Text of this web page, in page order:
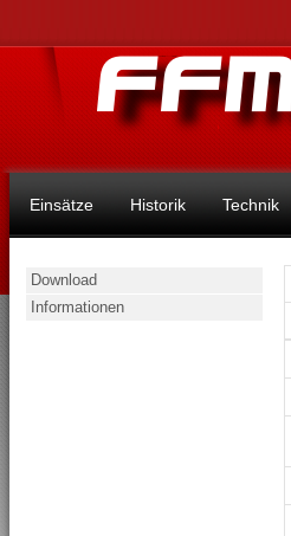
Einsätze Historik Technik
Download
Informationen